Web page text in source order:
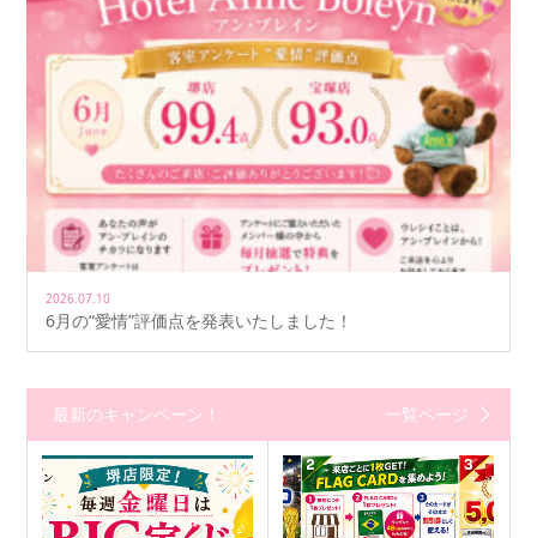
2026.07.10
6月の“愛情”評価点を発表いたしました！
最新のキャンペーン！ 一覧ページ